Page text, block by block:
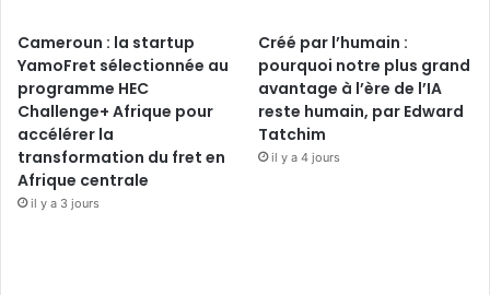
Cameroun : la startup
YamoFret sélectionnée au
programme HEC
Challenge+ Afrique pour
accélérer la
transformation du fret en
Afrique centrale
il y a 3 jours
Créé par l’humain :
pourquoi notre plus grand
avantage à l’ère de l’IA
reste humain, par Edward
Tatchim
il y a 4 jours